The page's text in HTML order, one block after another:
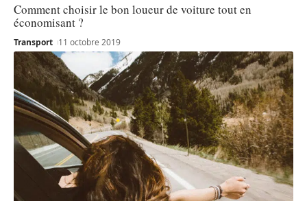
Comment choisir le bon loueur de voiture tout en
économisant ?
Transport 11 octobre 2019